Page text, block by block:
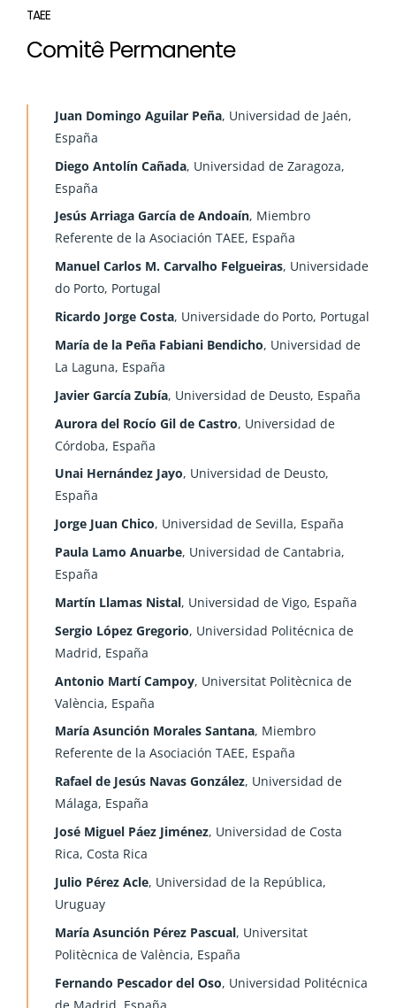
TAEE
Comitê Permanente
Juan Domingo Aguilar Peña, Universidad de Jaén,
España
Diego Antolín Cañada, Universidad de Zaragoza,
España
Jesús Arriaga García de Andoaín, Miembro
Referente de la Asociación TAEE, España
Manuel Carlos M. Carvalho Felgueiras, Universidade
do Porto, Portugal
Ricardo Jorge Costa, Universidade do Porto, Portugal
María de la Peña Fabiani Bendicho, Universidad de
La Laguna, España
Javier García Zubía, Universidad de Deusto, España
Aurora del Rocío Gil de Castro, Universidad de
Córdoba, España
Unai Hernández Jayo, Universidad de Deusto,
España
Jorge Juan Chico, Universidad de Sevilla, España
Paula Lamo Anuarbe, Universidad de Cantabria,
España
Martín Llamas Nistal, Universidad de Vigo, España
Sergio López Gregorio, Universidad Politécnica de
Madrid, España
Antonio Martí Campoy, Universitat Politècnica de
València, España
María Asunción Morales Santana, Miembro
Referente de la Asociación TAEE, España
Rafael de Jesús Navas González, Universidad de
Málaga, España
José Miguel Páez Jiménez, Universidad de Costa
Rica, Costa Rica
Julio Pérez Acle, Universidad de la República,
Uruguay
María Asunción Pérez Pascual, Universitat
Politècnica de València, España
Fernando Pescador del Oso, Universidad Politécnica
de Madrid, España